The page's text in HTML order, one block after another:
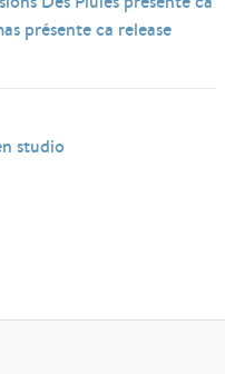
présente ca release
studio